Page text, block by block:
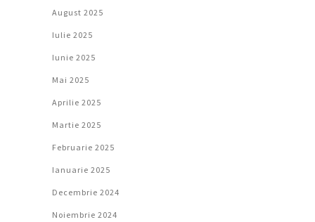
August 2025
Iulie 2025
Iunie 2025
Mai 2025
Aprilie 2025
Martie 2025
Februarie 2025
Ianuarie 2025
Decembrie 2024
Noiembrie 2024